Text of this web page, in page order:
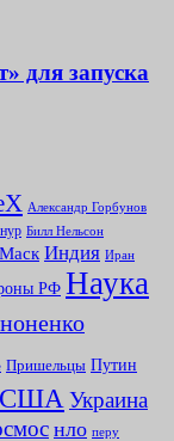
для запуска
Александр Горбунов
Билл Нельсон
Индия Иран
РФ Наука
Пришельцы Путин
США Украина
нло перу